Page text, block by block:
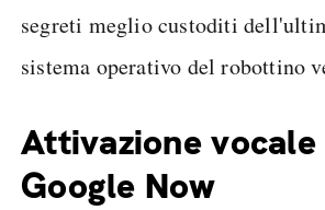
segreti meglio custoditi
sistema operativo del robottino
Attivazione vocale
Google Now